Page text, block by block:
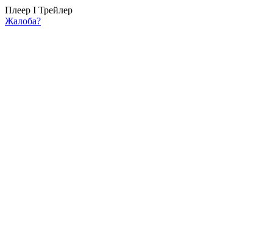
Плеер I Трейлер
Жалоба?